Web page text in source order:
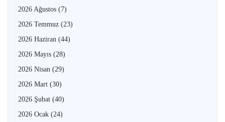
2026 Ağustos (7)
2026 Temmuz (23)
2026 Haziran (44)
2026 Mayıs (28)
2026 Nisan (29)
2026 Mart (30)
2026 Şubat (40)
2026 Ocak (24)